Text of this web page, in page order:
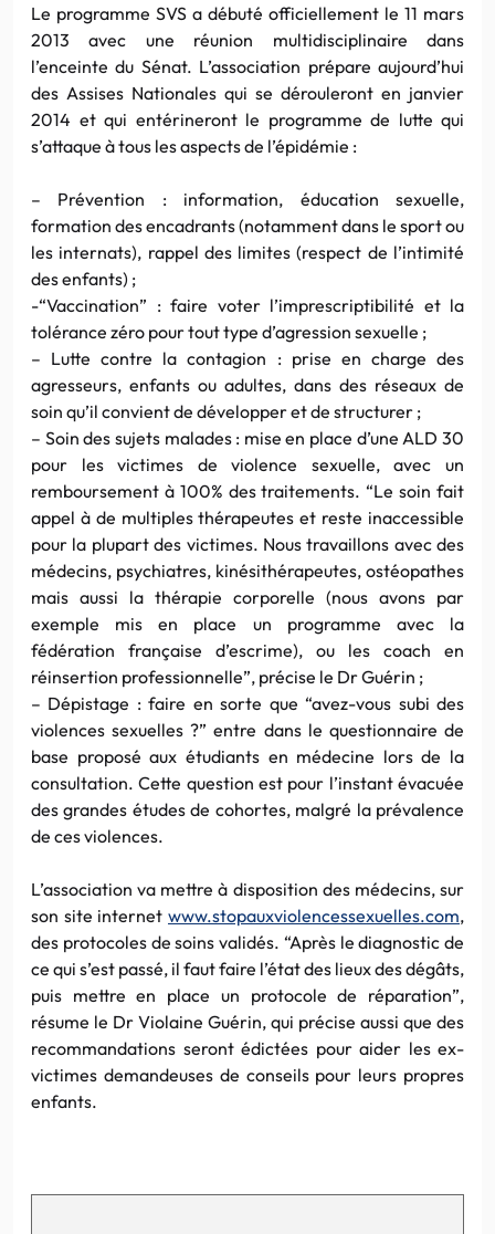
Le programme SVS a débuté officiellement le 11 mars
2013 avec une réunion multidisciplinaire dans
l’enceinte du Sénat. L’association prépare aujourd’hui
des Assises Nationales qui se dérouleront en janvier
2014 et qui entérineront le programme de lutte qui
s’attaque à tous les aspects de l’épidémie :
– Prévention : information, éducation sexuelle,
formation des encadrants (notamment dans le sport ou
les internats), rappel des limites (respect de l’intimité
des enfants) ;
-“Vaccination” : faire voter l’imprescriptibilité et la
tolérance zéro pour tout type d’agression sexuelle ;
– Lutte contre la contagion : prise en charge des
agresseurs, enfants ou adultes, dans des réseaux de
soin qu’il convient de développer et de structurer ;
– Soin des sujets malades : mise en place d’une ALD 30
pour les victimes de violence sexuelle, avec un
remboursement à 100% des traitements. “Le soin fait
appel à de multiples thérapeutes et reste inaccessible
pour la plupart des victimes. Nous travaillons avec des
médecins, psychiatres, kinésithérapeutes, ostéopathes
mais aussi la thérapie corporelle (nous avons par
exemple mis en place un programme avec la
fédération française d’escrime), ou les coach en
réinsertion professionnelle”, précise le Dr Guérin ;
– Dépistage : faire en sorte que “avez-vous subi des
violences sexuelles ?” entre dans le questionnaire de
base proposé aux étudiants en médecine lors de la
consultation. Cette question est pour l’instant évacuée
des grandes études de cohortes, malgré la prévalence
de ces violences.
L’association va mettre à disposition des médecins, sur
son site internet www.stopauxviolencessexuelles.com,
des protocoles de soins validés. “Après le diagnostic de
ce qui s’est passé, il faut faire l’état des lieux des dégâts,
puis mettre en place un protocole de réparation”,
résume le Dr Violaine Guérin, qui précise aussi que des
recommandations seront édictées pour aider les ex-
victimes demandeuses de conseils pour leurs propres
enfants.